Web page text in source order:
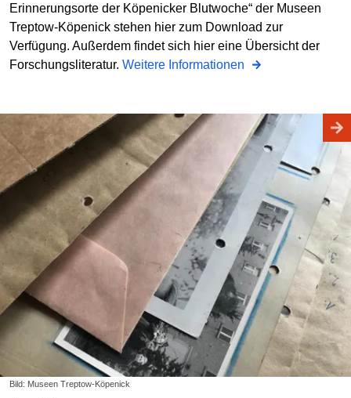
Erinnerungsorte der Köpenicker Blutwoche“ der Museen
Treptow-Köpenick stehen hier zum Download zur
Verfügung. Außerdem findet sich hier eine Übersicht der
Forschungsliteratur. Weitere Informationen
Bild: Museen Treptow-Köpenick